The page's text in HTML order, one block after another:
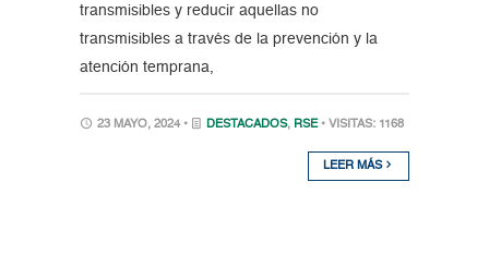
transmisibles y reducir aquellas no
transmisibles a través de la prevención y la
atención temprana,
23 MAYO, 2024 • DESTACADOS, RSE • VISITAS: 1168
LEER MÁS